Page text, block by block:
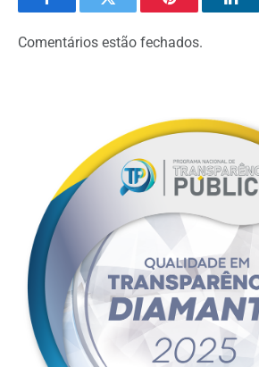
FacebookTwitter Pinterest
Comentários estão fechados.